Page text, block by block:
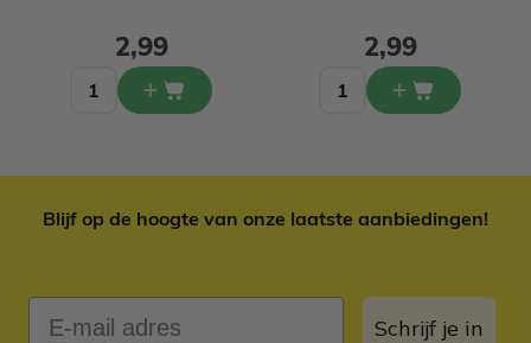
2,99 2,99
Blijf op de hoogte van onze laatste aanbiedingen!
E-mail adres
Schrijf je in